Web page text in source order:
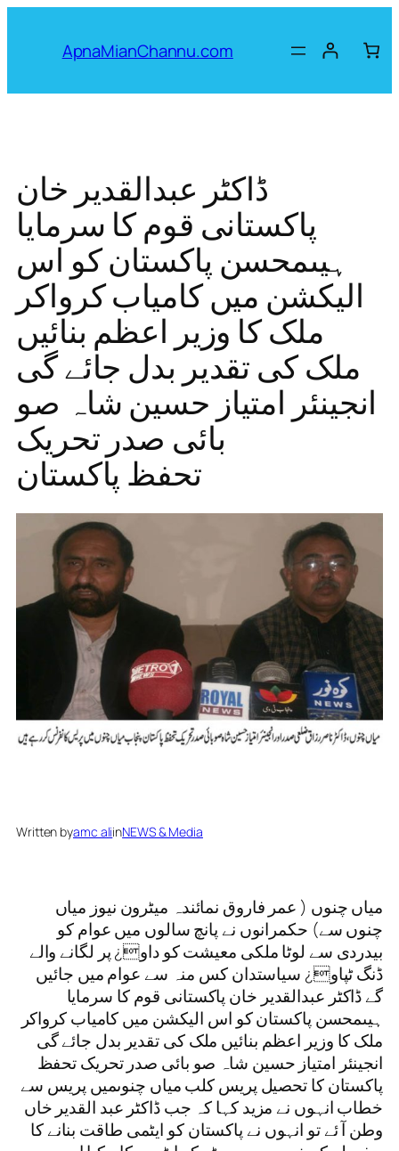
contentApnaMianChannu.com
ڈاکٹر عبدالقدیر خان
پاکستانی قوم کا سرمایا
ہیںمحسن پاکستان کو اس
الیکشن میں کامیاب کرواکر
ملک کا وزیر اعظم بنائیں
ملک کی تقدیر بدل جائے گی
انجینئر امتیاز حسین شاہ صو
بائی صدر تحریک
تحفظ پاکستان
Written byamc aliinNEWS & Media
میاں چنوں ( عمر فاروق نمائندہ میٹرون نیوز میاں
چنوں سے) حکمرانوں نے پانچ سالوں میں عوام کو
بیدردی سے لوٹا ملکی معیشت کو داو¿ پر لگانے والے
ڈنگ ٹپاو¿ سیاستدان کس منہ سے عوام میں جائیں
گے ڈاکٹر عبدالقدیر خان پاکستانی قوم کا سرمایا
ہیںمحسن پاکستان کو اس الیکشن میں کامیاب کرواکر
ملک کا وزیر اعظم بنائیں ملک کی تقدیر بدل جائے گی
انجینئر امتیاز حسین شاہ صو بائی صدر تحریک تحفظ
پاکستان کا تحصیل پریس کلب میاں چنوںمیں پریس سے
خطاب انہوں نے مزید کہا کہ جب ڈاکٹر عبد القدیر خاں
وطن آ ئے تو انہوں نے پاکستان کو ایٹمی طاقت بنانے کا